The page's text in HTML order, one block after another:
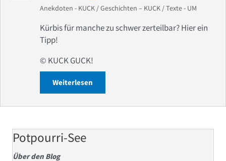
Anekdoten - KUCK /Geschichten – KUCK /Texte - UM
Kürbis für manche zu schwer zerteilbar? Hier ein
Tipp!
© KUCK GUCK!
Weiterlesen
Potpourri-See
Über den Blog